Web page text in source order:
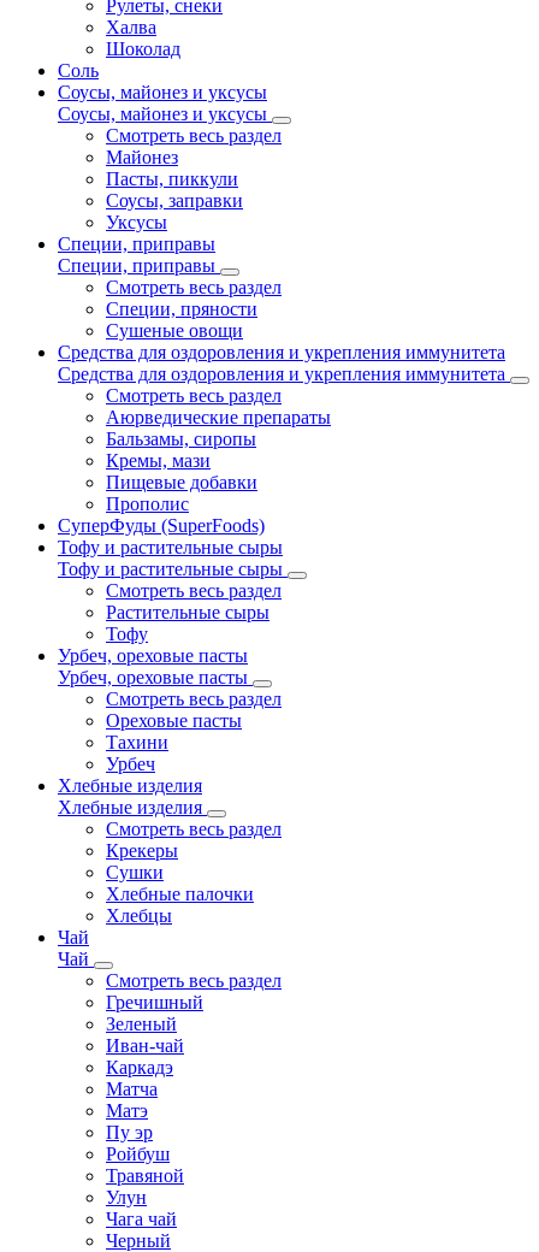
Рулеты, снеки
Халва
Шоколад
Соль
Соусы, майонез и уксусы
Соусы, майонез и уксусы
Смотреть весь раздел
Майонез
Пасты, пиккули
Соусы, заправки
Уксусы
Специи, приправы
Специи, приправы
Смотреть весь раздел
Специи, пряности
Сушеные овощи
Средства для оздоровления и укрепления иммунитета
Средства для оздоровления и укрепления иммунитета
Смотреть весь раздел
Аюрведические препараты
Бальзамы, сиропы
Кремы, мази
Пищевые добавки
Прополис
СуперФуды (SuperFoods)
Тофу и растительные сыры
Тофу и растительные сыры
Смотреть весь раздел
Растительные сыры
Тофу
Урбеч, ореховые пасты
Урбеч, ореховые пасты
Смотреть весь раздел
Ореховые пасты
Тахини
Урбеч
Хлебные изделия
Хлебные изделия
Смотреть весь раздел
Крекеры
Сушки
Хлебные палочки
Хлебцы
Чай
Чай
Смотреть весь раздел
Гречишный
Зеленый
Иван-чай
Каркадэ
Матча
Матэ
Пу эр
Ройбуш
Травяной
Улун
Чага чай
Черный